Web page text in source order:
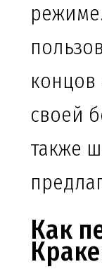
концов
своей
также
Как